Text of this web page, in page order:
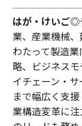
はが・けいご◎
業、産業機械
わたって製造
略、ビジネス
イチェーン・
まで幅広く支
業構造変革に